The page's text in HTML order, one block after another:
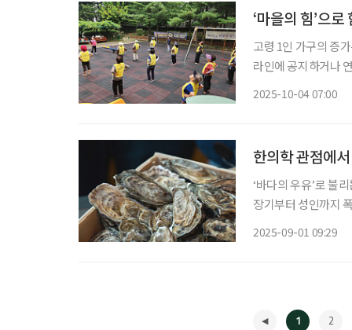
‘마을의 힘’으
고령 1인 가구의 증
라인에 공지하거나
2025-10-04 07:00
한의학 관점에
‘바다의 우유’로 불
장기부터 성인까지
2025-09-01 09:29
1 2